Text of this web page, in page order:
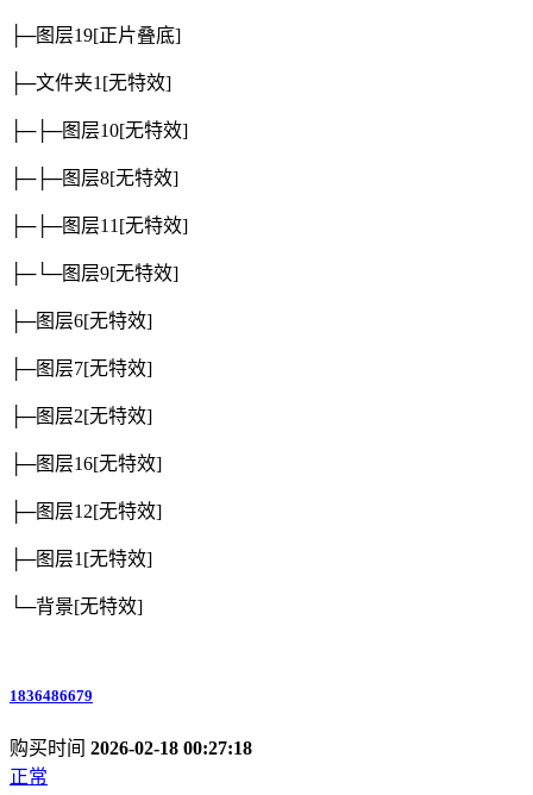
├─图层19[正片叠底]
├─文件夹1[无特效]
├─├─图层10[无特效]
├─├─图层8[无特效]
├─├─图层11[无特效]
├─└─图层9[无特效]
├─图层6[无特效]
├─图层7[无特效]
├─图层2[无特效]
├─图层16[无特效]
├─图层12[无特效]
├─图层1[无特效]
└─背景[无特效]
1836486679
购买时间 2026-02-18 00:27:18
正常